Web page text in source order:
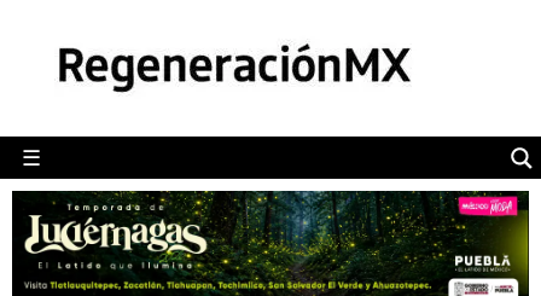
☰
POLÍTICA
CAMALEÓN
OPINIÓN
DEPORTES